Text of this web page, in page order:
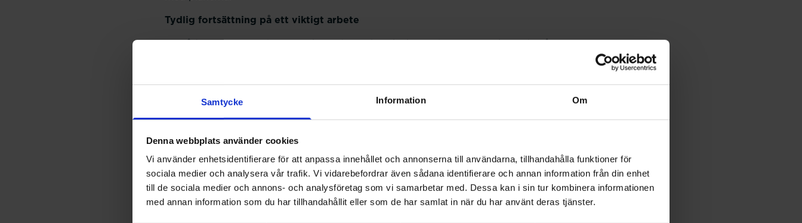
Samtycke Information Om
Denna webbplats använder cookies
Vi använder enhetsidentifierare för att anpassa innehållet och annonserna till användarna, tillhandahålla funktioner för
sociala medier och analysera vår trafik. Vi vidarebefordrar även sådana identifierare och annan information från din enhet
till de sociala medier och annons- och analysföretag som vi samarbetar med. Dessa kan i sin tur kombinera informationen
med annan information som du har tillhandahållit eller som de har samlat in när du har använt deras tjänster.
Tydlig fortsättning på ett viktigt arbete
Lagrådsremissen innebär att Läkemedelsverket ska kunna besluta att läkemedel får säljas receptfritt
endast om rådgivning ges av farmaceut innan utlämning. När Naloxon blev första läkemedlet att
kompetens.
- Farmaceutsortiment ökar patienternas tillgänglighet till läkemedel, att just Naloxon blir receptfritt
används på rätt sätt, sa förbundets ordförande Agnieszka Madej då.
Förbundet står bakom förslaget –
med viktiga förbehåll